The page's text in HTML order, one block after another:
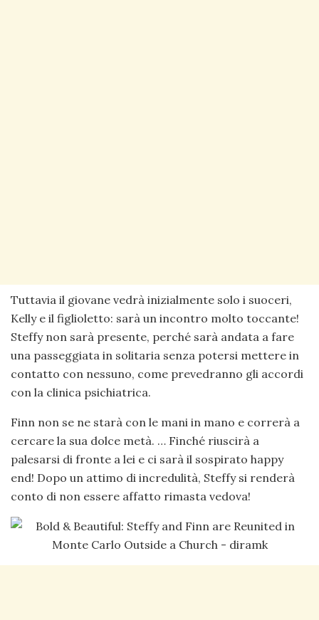
Tuttavia il giovane vedrà inizialmente solo i suoceri,
Kelly e il figlioletto: sarà un incontro molto toccante!
Steffy non sarà presente, perché sarà andata a fare
una passeggiata in solitaria senza potersi mettere in
contatto con nessuno, come prevedranno gli accordi
con la clinica psichiatrica.
Finn non se ne starà con le mani in mano e correrà a
cercare la sua dolce metà. … Finché riuscirà a
palesarsi di fronte a lei e ci sarà il sospirato happy
end! Dopo un attimo di incredulità, Steffy si renderà
conto di non essere affatto rimasta vedova!